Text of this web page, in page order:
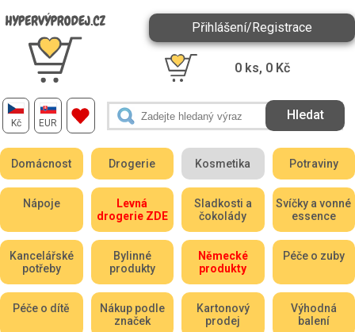
Kč EUR
Přihlášení/Registrace
0 ks, 0 Kč
Domácnost Drogerie Kosmetika Potraviny
Nápoje
Levná
drogerie ZDE
Sladkosti a
čokolády
Svíčky a vonné
essence
Kancelářské
potřeby
Bylinné
produkty
Německé
produkty
Péče o zuby
Péče o dítě
Nákup podle
značek
Kartonový
prodej
Výhodná
balení